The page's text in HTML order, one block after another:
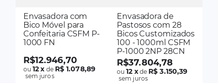
Envasadora com
Bico Móvel para
Confeitaria CSFM P-
1000 FN
R$12.946,70
ou12x de R$ 1.078,89
sem juros
Envasadora de
Pastosos com 28
Bicos Customizados
100 - 1000ml CSFM
P-1000 2NP 28CN
R$37.804,78
ou12 xde R$ 3.150,39
sem juros